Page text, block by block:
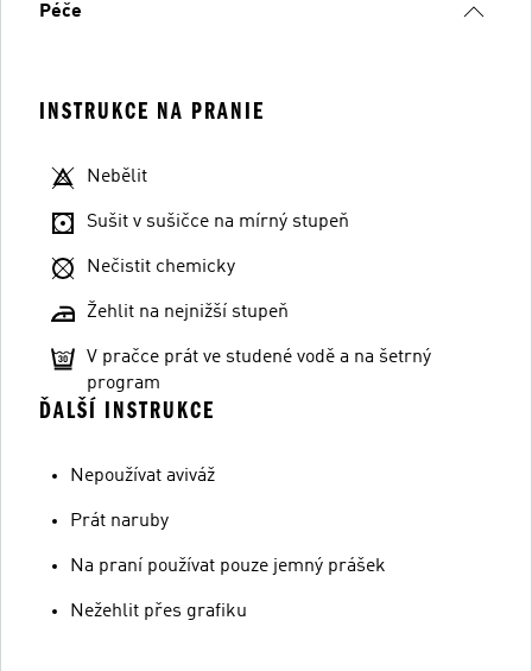
Péče
INSTRUKCE NA PRANIE
Nebělit
Sušit v sušičce na mírný stupeň
Nečistit chemicky
Žehlit na nejnižší stupeň
V pračce prát ve studené vodě a na šetrný
program
ĎALŠÍ INSTRUKCE
Nepoužívat aviváž
Prát naruby
Na praní používat pouze jemný prášek
Nežehlit přes grafiku